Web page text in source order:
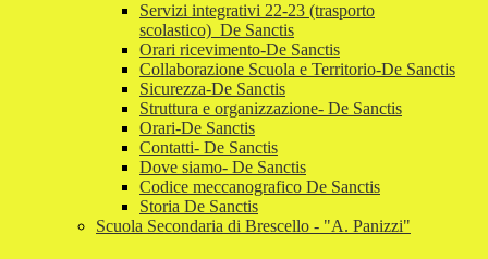
Servizi integrativi 22-23 (trasporto
scolastico)_De Sanctis
Orari ricevimento-De Sanctis
Collaborazione Scuola e Territorio-De Sanctis
Sicurezza-De Sanctis
Struttura e organizzazione- De Sanctis
Orari-De Sanctis
Contatti- De Sanctis
Dove siamo- De Sanctis
Codice meccanografico De Sanctis
Storia De Sanctis
Scuola Secondaria di Brescello - "A. Panizzi"